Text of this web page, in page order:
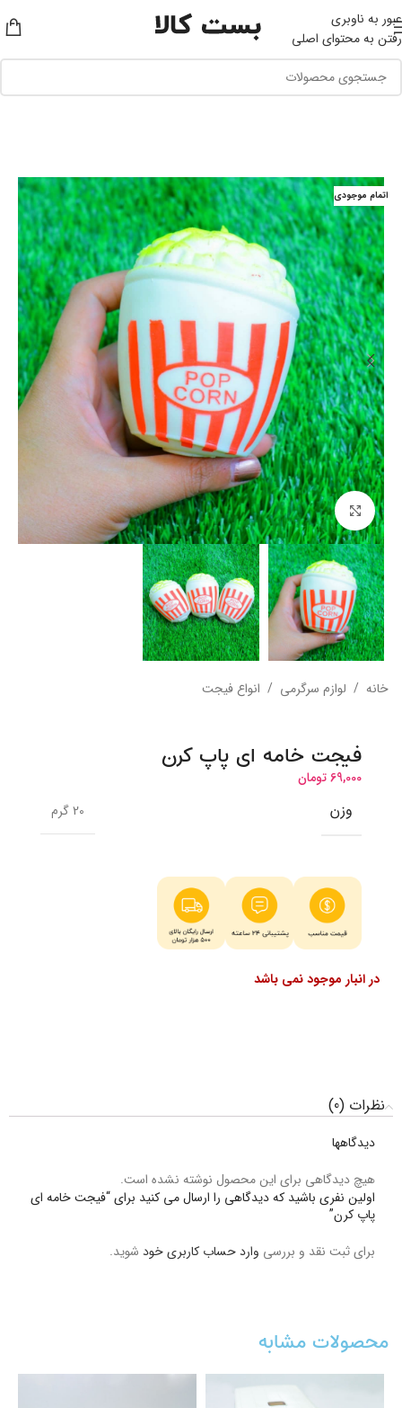
عبور به ناوبری
رفتن به محتوای اصلی
اتمام موجودی
بزرگنمایی تصویر
خانه / لوازم سرگرمی / انواع فیجت
فیجت خامه ای پاپ کرن
69,000تومان
وزن 20 گرم
در انبار موجود نمی باشد
نظرات (0)
دیدگاهها
هیچ دیدگاهی برای این محصول نوشته نشده است.
اولین نفری باشید که دیدگاهی را ارسال می کنید برای “فیجت خامه ای
پاپ کرن”
برای ثبت نقد و بررسی وارد حساب کاربری خود شوید.
محصولات مشابه